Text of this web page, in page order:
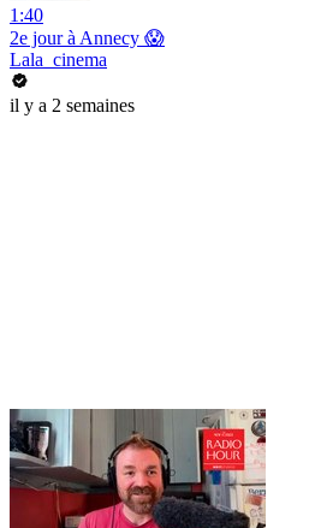
1:40
2e jour à Annecy 😱
Lala_cinema
il y a 2 semaines